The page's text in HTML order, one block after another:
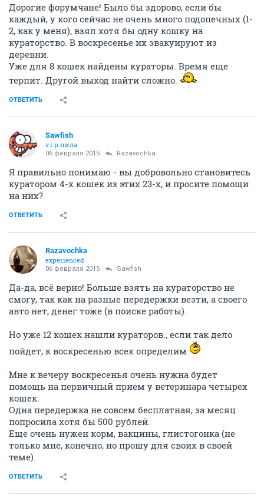
Дорогие форумчане! Было бы здорово, если бы
каждый, у кого сейчас не очень много подопечных (1-
2, как у меня), взял хотя бы одну кошку на
кураторство. В воскресенье их эвакуируют из
деревни.
Уже для 8 кошек найдены кураторы. Время еще
терпит. Другой выход найти сложно.
ОТВЕТИТЬ
Sawfish
v.i.p.пила
06 февраля 2015 Razavochka
Я правильно понимаю - вы добровольно становитесь
куратором 4-х кошек из этих 23-х, и просите помощи
на них?
ОТВЕТИТЬ
Razavochka
experienced
06 февраля 2015 Sawfish
Да-да, всё верно! Больше взять на кураторство не
смогу, так как на разные передержки везти, а своего
авто нет, денег тоже (в поиске работы).
Но уже 12 кошек нашли кураторов., если так дело
пойдет, к воскресенью всех определим.
Мне к вечеру воскресенья очень нужна будет
помощь на первичный прием у ветеринара четырех
кошек.
Одна передержка не совсем бесплатная, за месяц
попросила хотя бы 500 рублей.
Еще очень нужен корм, вакцины, глистогонка (не
только мне, конечно, но прошу для своих в своей
теме).
ОТВЕТИТЬ